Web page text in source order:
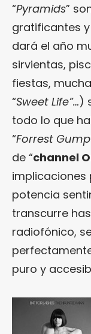
“Pyramids”
gratificantes
dará el año
sirvientas,
fiestas,
“Sweet Life”…)
todo lo que
“Forrest Gump
de “channel
implicaciones
potencia
transcurre
radiofónico,
puro y